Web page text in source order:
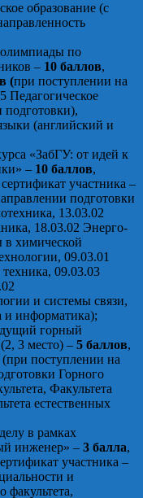
образование (с
по
– 10 баллов,
(при поступлении на
Педагогическое
подготовки),
(английский и
«ЗабГУ: от идей к
– 10 баллов,
сертификат участника –
подготовки
13.03.02
18.03.02 Энерго-
в химической
09.03.01
09.03.03
и системы связи,
и информатика);
горный
3 место) – 5 баллов,
(при поступлении на
Горного
Факультета
естественных
в рамках
инженер» – 3 балла,
участника –
и
факультета,